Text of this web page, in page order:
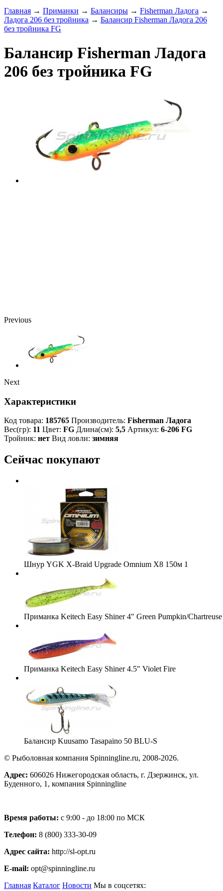
Главная → Приманки → Балансиры → Fisherman Ладога →
Ладога 206 без тройника → Балансир Fisherman Ладога 206
без тройника FG
Балансир Fisherman Ладога
206 без тройника FG
Previous
Next
Характеристики
Код товара: 185765 Производитель: Fisherman Ладога
Вес(гр): 11 Цвет: FG Длина(см): 5,5 Артикул: 6-206 FG
Тройник: нет Вид ловли: зимняя
Сейчас покупают
Шнур YGK X-Braid Upgrade Omnium X8 150м 1
Приманка Keitech Easy Shiner 4" Green Pumpkin/Chartreuse
Приманка Keitech Easy Shiner 4.5" Violet Fire
Балансир Kuusamo Tasapaino 50 BLU-S
© Рыболовная компания Spinningline.ru, 2008-2026.
Адрес: 606026 Нижегородская область, г. Дзержинск, ул.
Буденного, 1, компания Spinningline
Время работы: с 9:00 - до 18:00 по МСК
Телефон: 8 (800) 333-30-09
Адрес сайта: http://sl-opt.ru
E-mail: opt@spinningline.ru
Главная Каталог Новости Мы в соцсетях: